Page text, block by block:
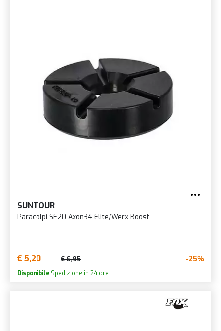
SUNTOUR
Paracolpi SF20 Axon34 Elite/Werx Boost
€ 5,20 € 6,95 -25%
Disponibile Spedizione in 24 ore